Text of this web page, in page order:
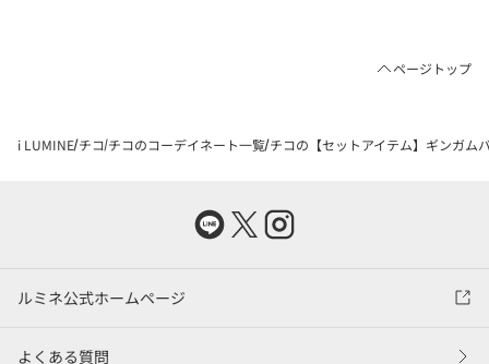
ページトップ
i LUMINE チコ チコのコーデイネート一覧 チコの【セットアイテム】ギンガム
ルミネ公式ホームページ
よくある質問